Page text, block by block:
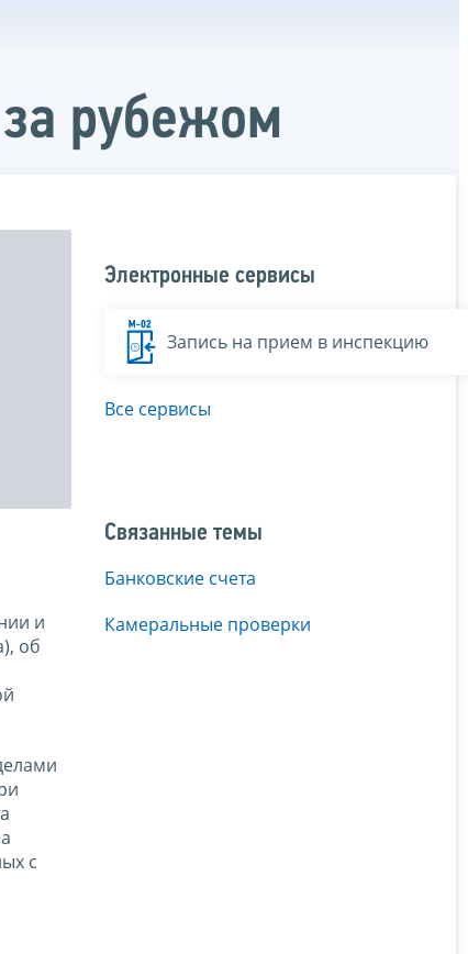
рубежом
и
об
с
Электронные сервисы
Запись на прием в инспекцию
Все сервисы
Связанные темы
Банковские счета
Камеральные проверки